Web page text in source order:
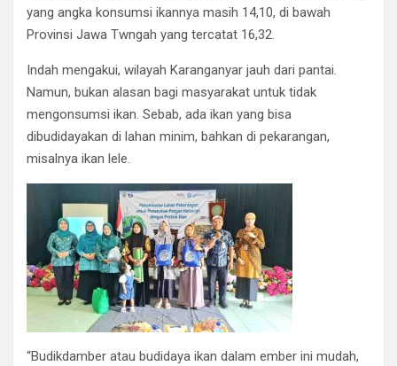
yang angka konsumsi ikannya masih 14,10, di bawah
Provinsi Jawa Twngah yang tercatat 16,32.
Indah mengakui, wilayah Karanganyar jauh dari pantai.
Namun, bukan alasan bagi masyarakat untuk tidak
mengonsumsi ikan. Sebab, ada ikan yang bisa
dibudidayakan di lahan minim, bahkan di pekarangan,
misalnya ikan lele.
“Budikdamber atau budidaya ikan dalam ember ini mudah,